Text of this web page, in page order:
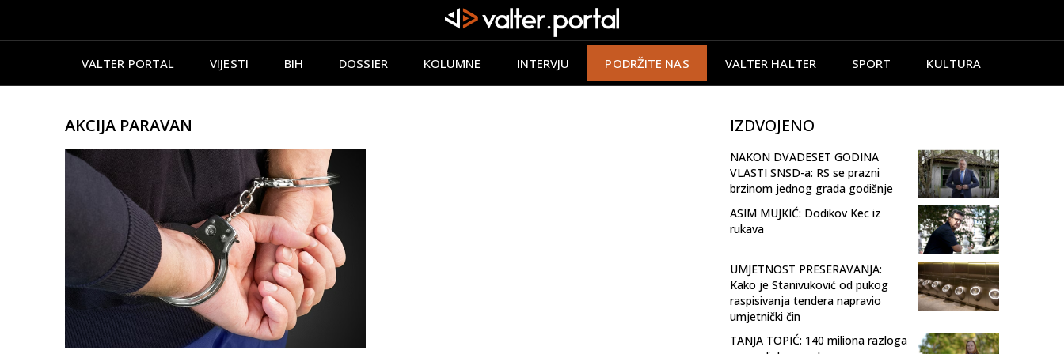
VALTER PORTAL VIJESTI BIH DOSSIER KOLUMNE INTERVJU PODRŽITE NAS VALTER HALTER SPORT KULTURA
AKCIJA PARAVAN IZDVOJENO
NAKON DVADESET GODINA
VLASTI SNSD-a: RS se prazni
brzinom jednog grada godišnje
ASIM MUJKIĆ: Dodikov Kec iz
rukava
UMJETNOST PRESERAVANJA:
Kako je Stanivuković od pukog
raspisivanja tendera napravio
umjetnički čin
TANJA TOPIĆ: 140 miliona razloga